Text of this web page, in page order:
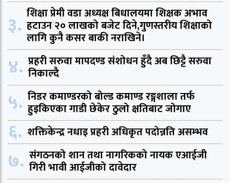
३. शिक्षा प्रेमी वडा अध्यक्ष बिधालयमा शिक्षक अभाव
हटाउन २० लाखको बजेट दिने,गुणस्तरीय शिक्षाको
लागि कुनै कसर बाकी नराखिने।
४. प्रहरी सरुवा मापदण्ड संशोधन हुँदै अब छिट्टै सरुवा
निकाल्दै
५. निडर कमाण्डरको बोल्ड कमाण्ड रङ्गशाला तर्फ
हुइकिएका गाडी छेकेर ठुलो क्षतिबाट जोगाए
६. शक्तिकेन्द्र नधाइ प्रहरी अधिकृत पदोन्नति असम्भव
७. संगठनको शान तथा नागरिकको नायक एआईजी
गिरी भावी आईजीको दावेदार